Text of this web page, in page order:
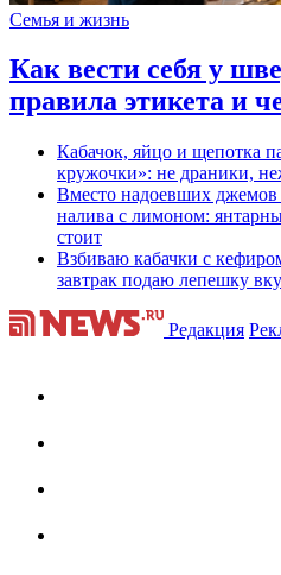
Семья и жизнь
Как вести себя у
правила этикета и
Кабачок, яйцо и щепотка
кружочки»: не драники,
Вместо надоевших
налива с лимоном:
стоит
Взбиваю кабачки с
завтрак подаю лепешку
Редакция